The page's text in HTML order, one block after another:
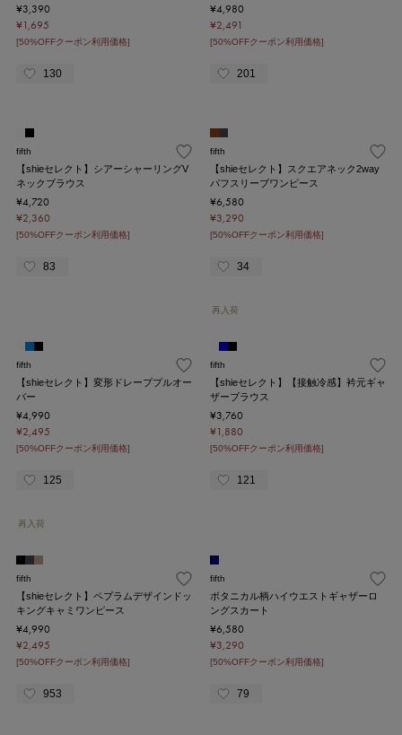
¥3,390
¥1,695
[50%OFFクーポン利用価格]
130
¥4,980
¥2,491
[50%OFFクーポン利用価格]
201
fifth
【shieセレクト】シアーシャーリングV
ネックブラウス
¥4,720
¥2,360
[50%OFFクーポン利用価格]
83
fifth
【shieセレクト】スクエアネック2way
パフスリーブワンピース
¥6,580
¥3,290
[50%OFFクーポン利用価格]
34
fifth
【shieセレクト】変形ドレーププルオー
バー
¥4,990
¥2,495
[50%OFFクーポン利用価格]
125
再入荷
fifth
【shieセレクト】【接触冷感】衿元ギャ
ザーブラウス
¥3,760
¥1,880
[50%OFFクーポン利用価格]
121
再入荷
fifth
【shieセレクト】ペプラムデザインドッ
キングキャミワンピース
¥4,990
¥2,495
[50%OFFクーポン利用価格]
953
fifth
ボタニカル柄ハイウエストギャザーロ
ングスカート
¥6,580
¥3,290
[50%OFFクーポン利用価格]
79